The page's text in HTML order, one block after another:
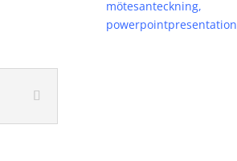
mötesanteckning,
powerpointpresentation